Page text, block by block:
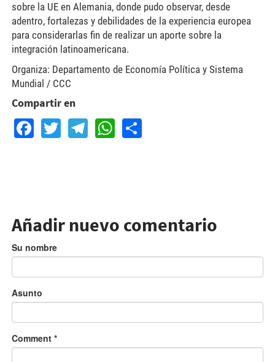
sobre la UE en Alemania, donde pudo observar, desde
adentro, fortalezas y debilidades de la experiencia europea
para considerarlas fin de realizar un aporte sobre la
integración latinoamericana.
Organiza: Departamento de Economía Política y Sistema
Mundial / CCC
Compartir en
Facebook
TwitterTelegram
WhatsApp
Share
Añadir nuevo comentario
Su nombre
Asunto
Comment *